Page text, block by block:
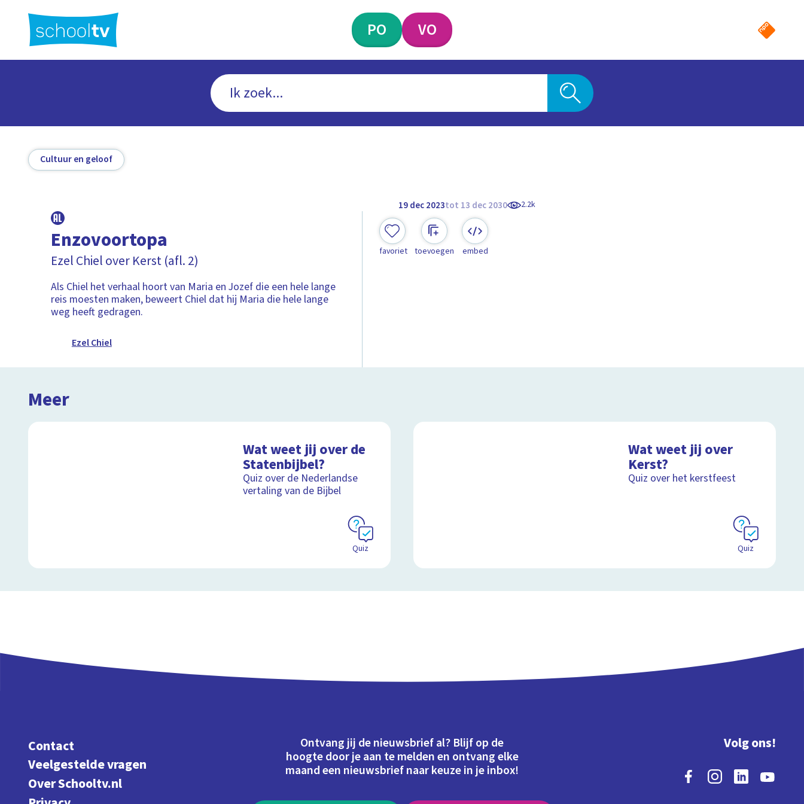
hoofdinhoud
PO VO
Cultuur en geloof
19 dec 2023tot 13 dec 2030 2.2k
Enzovoortopa
Ezel Chiel over Kerst (afl. 2)
Als Chiel het verhaal hoort van Maria en Jozef die een hele lange
reis moesten maken, beweert Chiel dat hij Maria die hele lange
weg heeft gedragen.
Ezel Chiel
favoriet toevoegen embed
Meer
Wat weet jij over de
Statenbijbel?
Quiz over de Nederlandse
vertaling van de Bijbel
Quiz
Wat weet jij over
Kerst?
Quiz over het kerstfeest
Quiz
Contact
Veelgestelde vragen
Over Schooltv.nl
Ontvang jij de nieuwsbrief al? Blijf op de
hoogte door je aan te melden en ontvang elke
maand een nieuwsbrief naar keuze in je inbox!
Volg ons!